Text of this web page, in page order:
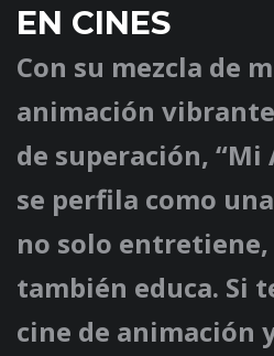
EN CINES
Con su mezcla de
animación
de superación, “Mi
se perfila como
no solo
también educa. Si
cine de animación